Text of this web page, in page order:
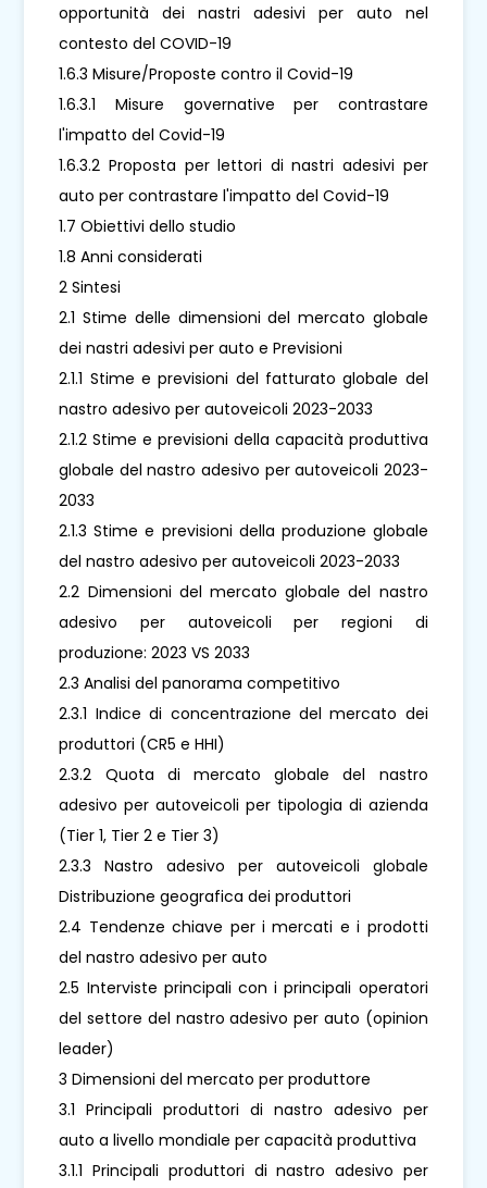
opportunità dei nastri adesivi per auto nel
contesto del COVID-19
1.6.3 Misure/Proposte contro il Covid-19
1.6.3.1 Misure governative per contrastare
l'impatto del Covid-19
1.6.3.2 Proposta per lettori di nastri adesivi per
auto per contrastare l'impatto del Covid-19
1.7 Obiettivi dello studio
1.8 Anni considerati
2 Sintesi
2.1 Stime delle dimensioni del mercato globale
dei nastri adesivi per auto e Previsioni
2.1.1 Stime e previsioni del fatturato globale del
nastro adesivo per autoveicoli 2023-2033
2.1.2 Stime e previsioni della capacità produttiva
globale del nastro adesivo per autoveicoli 2023-
2033
2.1.3 Stime e previsioni della produzione globale
del nastro adesivo per autoveicoli 2023-2033
2.2 Dimensioni del mercato globale del nastro
adesivo per autoveicoli per regioni di
produzione: 2023 VS 2033
2.3 Analisi del panorama competitivo
2.3.1 Indice di concentrazione del mercato dei
produttori (CR5 e HHI)
2.3.2 Quota di mercato globale del nastro
adesivo per autoveicoli per tipologia di azienda
(Tier 1, Tier 2 e Tier 3)
2.3.3 Nastro adesivo per autoveicoli globale
Distribuzione geografica dei produttori
2.4 Tendenze chiave per i mercati e i prodotti
del nastro adesivo per auto
2.5 Interviste principali con i principali operatori
del settore del nastro adesivo per auto (opinion
leader)
3 Dimensioni del mercato per produttore
3.1 Principali produttori di nastro adesivo per
auto a livello mondiale per capacità produttiva
3.1.1 Principali produttori di nastro adesivo per